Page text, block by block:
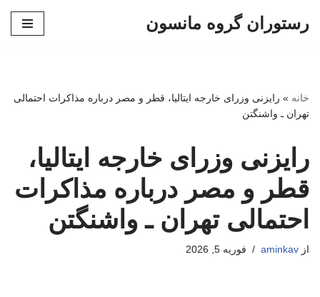
رستوران گروه مانسون
خانه » رایزنی وزرای خارجه ایتالیا، قطر و مصر درباره مذاکرات احتمالی
تهران ـ واشنگتن
رایزنی وزرای خارجه ایتالیا،
قطر و مصر درباره مذاکرات
احتمالی تهران ـ واشنگتن
از aminkav فوریه 5, 2026